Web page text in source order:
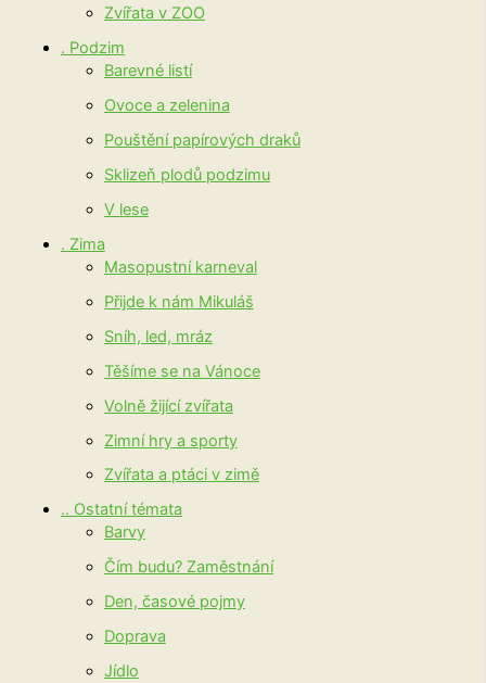
Zvířata v ZOO
. Podzim
Barevné listí
Ovoce a zelenina
Pouštění papírových draků
Sklizeň plodů podzimu
V lese
. Zima
Masopustní karneval
Přijde k nám Mikuláš
Sníh, led, mráz
Těšíme se na Vánoce
Volně žijící zvířata
Zimní hry a sporty
Zvířata a ptáci v zimě
.. Ostatní témata
Barvy
Čím budu? Zaměstnání
Den, časové pojmy
Doprava
Jídlo